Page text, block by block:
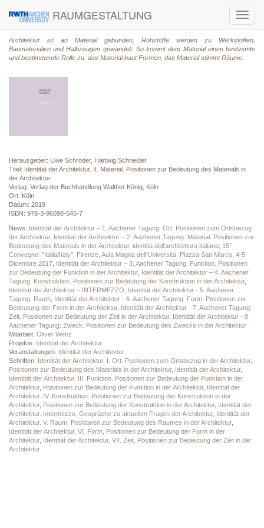
RAUMGESTALTUNG
Architektur ist an Material gebunden, Rohstoffe werden zu Werkstoffen,
Baumaterialien und Halbzeugen gewandelt. So kommt dem Material einen bestimmte
und bestimmende Rolle zu: das Material baut Formen, das Material stimmt Räume.
Herausgeber: Uwe Schröder, Hartwig Schneider
Titel: Identität der Architektur. II. Material. Positionen zur Bedeutung des Materials in
der Architektur
Verlag: Verlag der Buchhandlung Walther König, Köln
Ort: Köln
Datum: 2019
ISBN: 978-3-96098-545-7
News: Identität der Architektur – 1. Aachener Tagung: Ort. Positionen zum Ortsbezug
der Architektur, Identität der Architektur – 2. Aachener Tagung: Material. Positionen zur
Bedeutung des Materials in der Architektur, identità dell’architettura italiana; 15°
Convegno: "Italia/Italy", Firenze, Aula Magna dell’Università, Piazza San Marco, 4-5
Dicembre 2017 Identität der Architektur – 3. Aachener Tagung: Funktion. Positionen
zur Bedeutung der Funktion in der Architektur, Identität der Architektur – 4. Aachener
Tagung: Konstruktion. Positionen zur Bedeutung der Konstruktion in der Architektur,
Identität der Architektur – INTERMEZZO
Identität der Architektur - 5. Aachener
Tagung: Raum Identität der Architektur - 6. Aachener Tagung: Form. Positionen zur
Bedeutung der Form in der Architektur, Identität der Architektur - 7. Aachener Tagung:
Zeit. Positionen zur Bedeutung der Zeit in der Architektur, Identität der Architektur - 8.
Aachener Tagung: Zweck. Positionen zur Bedeutung des Zwecks in der Architektur
Mitarbeit: Oliver Wenz
Projekte: Identität der Architektur
Veranstaltungen: Identität der Architektur
Schriften: Identität der Architektur. I. Ort. Positionen zum Ortsbezug in der Architektur,
Positionen zur Bedeutung des Materials in der Architektur, Identität der Architektur,
Identität der Architektur. III. Funktion. Positionen zur Bedeutung der Funktion in der
Architektur, Positionen zur Bedeutung der Funktion in der Architektur, Identität der
Architektur. IV. Konstruktion. Positionen zur Bedeutung der Konstruktion in der
Architektur, Positionen zur Bedeutung der Konstruktion in der Architektur, Identität der
Architektur. Intermezzo. Gespräche zu aktuellen Fragen der Architektur, Identität der
Architektur. V. Raum. Positionen zur Bedeutung des Raumes in der Architektur,
Identität der Architektur, VI. Form, Positionen zur Bedeutung der Form in der
Architektur, Identität der Architektur, VII. Zeit, Positionen zur Bedeutung der Zeit in der
Architektur